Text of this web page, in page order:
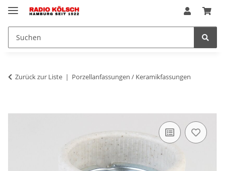
Zurück zur Liste Porzellanfassungen / Keramikfassungen